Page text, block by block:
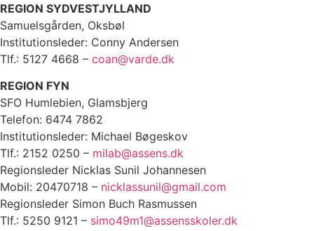
REGION SYDVESTJYLLAND
Samuelsgården, Oksbøl
Institutionsleder: Conny Andersen
Tlf.: 5127 4668 – coan@varde.dk
REGION FYN
SFO Humlebien, Glamsbjerg
Telefon: 6474 7862
Institutionsleder: Michael Bøgeskov
Tlf.: 2152 0250 – milab@assens.dk
Regionsleder Nicklas Sunil Johannesen
Mobil: 20470718 – nicklassunil@gmail.com
Regionsleder Simon Buch Rasmussen
Tlf.: 5250 9121 – simo49m1@assensskoler.dk